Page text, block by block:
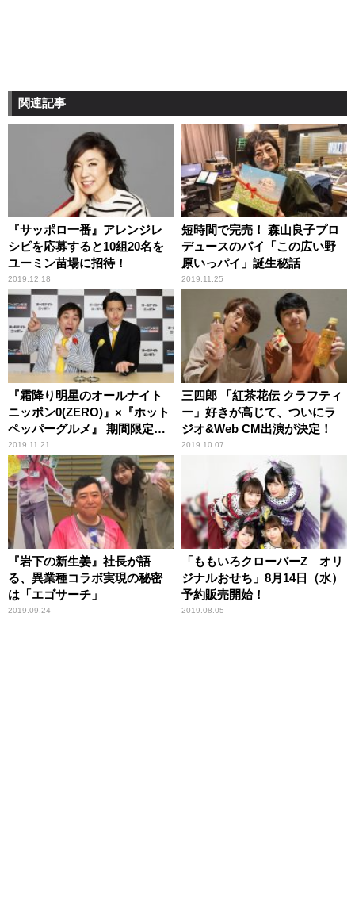
関連記事
『サッポロ一番』アレンジレ
シピを応募すると10組20名を
ユーミン苗場に招待！
2019.12.18
短時間で完売！ 森山良子プロ
デュースのパイ「この広い野
原いっパイ」誕生秘話
2019.11.25
『霜降り明星のオールナイト
ニッポン0(ZERO)』×『ホット
ペッパーグルメ』 期間限定コ
ラボ企画 11.22スタート！
2019.11.21
三四郎 「紅茶花伝 クラフティ
ー」好きが高じて、ついにラ
ジオ&Web CM出演が決定！
2019.10.07
『岩下の新生姜』社長が語
る、異業種コラボ実現の秘密
は「エゴサーチ」
2019.09.24
「ももいろクローバーZ オリ
ジナルおせち」8月14日（水）
予約販売開始！
2019.08.05